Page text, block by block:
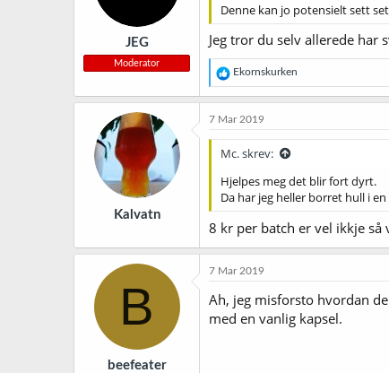
e
:
JEG
Moderator
Denne kan jo potensielt sett
Jeg tror du selv allerede
R
e
a
j
o
e
r
Ekornskurken
Kalvatn
7 Mar 2019
Mc. skrev:
Hjelpes meg det blir fort dyrt.
Da har jeg heller borret hull i
8 kr per batch er vel ikkje
B
beefeater
7 Mar 2019
Ah, jeg misforsto hvordan
med en vanlig kapsel.